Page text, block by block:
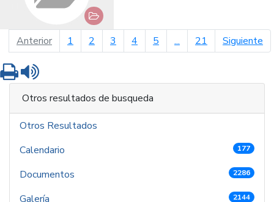
Anteriorpágina anterior
1 2 3 4 5 ... 21 Siguiente
Imprimir
Otros resultados de busqueda
Otros Resultados
Calendario
177
Documentos 2286
Galería 2144